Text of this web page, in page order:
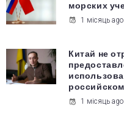
морских
1 місяць ago
Китай не
1 місяць ago